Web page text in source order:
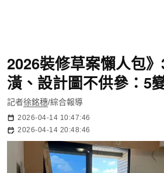
2026裝修草案懶人包
潢、設計圖不供參：5
記者徐銘穗/綜合報導
2026-04-14 10:47:46
2026-04-14 20:48:46